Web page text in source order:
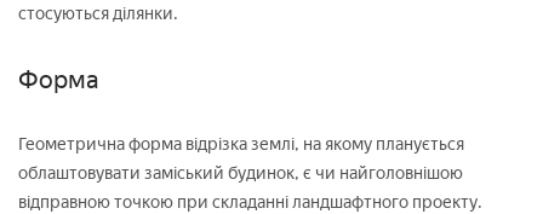
стосуються ділянки.
Форма
Геометрична форма відрізка землі, на якому планується
облаштовувати заміський будинок, є чи найголовнішою
відправною точкою при складанні ландшафтного проекту.